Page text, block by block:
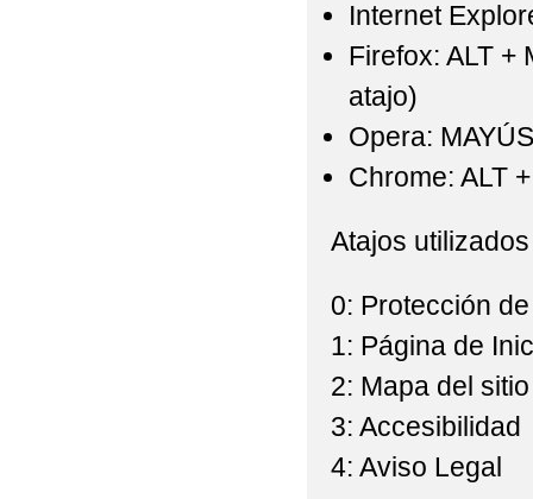
Internet
Firefox: ALT +
atajo)
Opera:
Chrome: ALT
Atajos
0: Protección
1: Página de
2: Mapa del sitio
3: Accesibilidad
4: Aviso Legal